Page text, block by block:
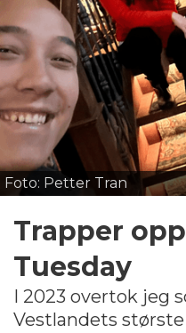
Foto: Petter Tran
Trapper
Tuesday
I 2023 overtok jeg
Vestlandets